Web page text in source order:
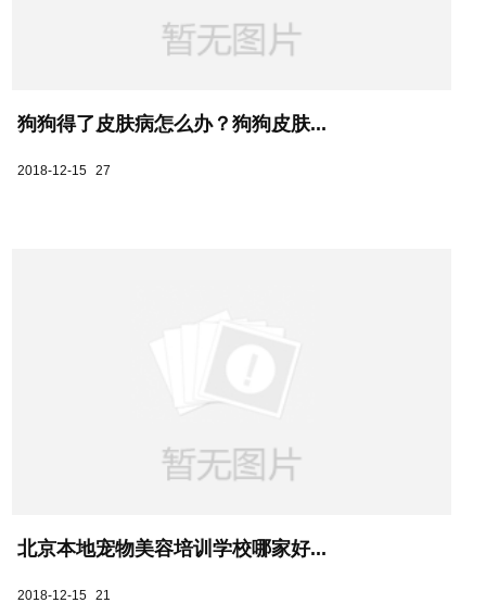
狗狗得了皮肤病怎么办？狗狗皮肤...
2018-12-15 27
北京本地宠物美容培训学校哪家好...
2018-12-15 21